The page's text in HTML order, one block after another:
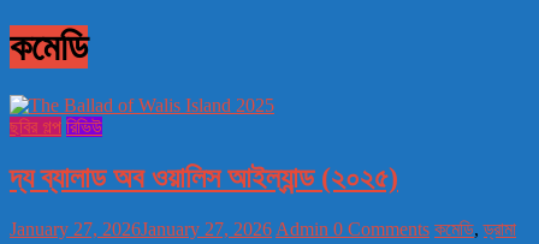
কমেডি
ছবির গল্প রিভিউ
দ্য ব্যালাড অব ওয়ালিস আইল্যান্ড (২০২৫)
January 27, 2026January 27, 2026 Admin 0 Comments কমেডি,ড্রামা